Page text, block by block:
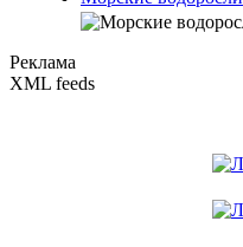
Реклама
XML feeds